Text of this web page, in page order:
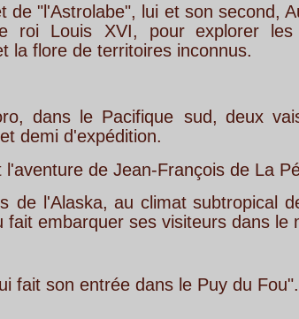
lui et son second, Augustin de
pour explorer les océans et
inconnus.
sud, deux vaisseaux sont
François de La Pérouse touche
au climat subtropical de l'île de
ses visiteurs dans le monde de la
dans le Puy du Fou".